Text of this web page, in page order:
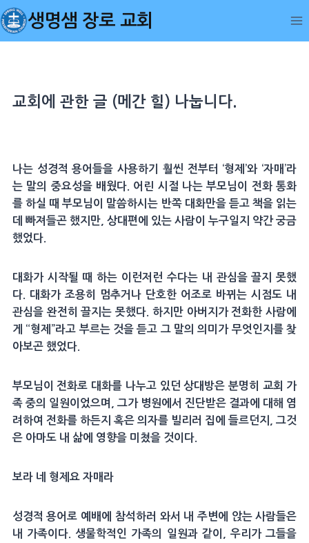
Skip
to
content
생명샘 장로 교회
교회에 관한 글 (메간 힐) 나눕니다.
나는 성경적 용어들을 사용하기 훨씬 전부터 ‘형제’와 ‘자매’라
는 말의 중요성을 배웠다. 어린 시절 나는 부모님이 전화 통화
를 하실 때 부모님이 말씀하시는 반쪽 대화만을 듣고 책을 읽는
데 빠져들곤 했지만, 상대편에 있는 사람이 누구일지 약간 궁금
했었다.
대화가 시작될 때 하는 이런저런 수다는 내 관심을 끌지 못했
다. 대화가 조용히 멈추거나 단호한 어조로 바뀌는 시점도 내
관심을 완전히 끌지는 못했다. 하지만 아버지가 전화한 사람에
게 “형제”라고 부르는 것을 듣고 그 말의 의미가 무엇인지를 찾
아보곤 했었다.
부모님이 전화로 대화를 나누고 있던 상대방은 분명히 교회 가
족 중의 일원이었으며, 그가 병원에서 진단받은 결과에 대해 염
려하여 전화를 하든지 혹은 의자를 빌리러 집에 들르던지, 그것
은 아마도 내 삶에 영향을 미쳤을 것이다.
보라 네 형제요 자매라
성경적 용어로 예배에 참석하러 와서 내 주변에 앉는 사람들은
내 가족이다. 생물학적인 가족의 일원과 같이, 우리가 그들을